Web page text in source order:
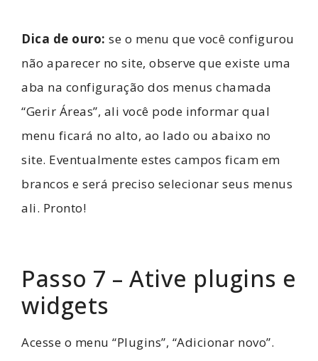
Dica de ouro: se o menu que você configurou
não aparecer no site, observe que existe uma
aba na configuração dos menus chamada
“Gerir Áreas”, ali você pode informar qual
menu ficará no alto, ao lado ou abaixo no
site. Eventualmente estes campos ficam em
brancos e será preciso selecionar seus menus
ali. Pronto!
Passo 7 – Ative plugins e
widgets
Acesse o menu “Plugins”, “Adicionar novo”.